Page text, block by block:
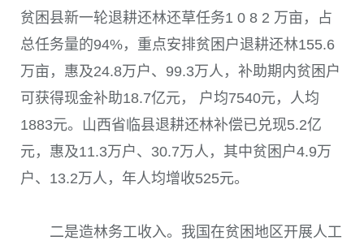
贫困县新一轮退耕还林还草任务1 0 8 2 万亩，占
总任务量的94%，重点安排贫困户退耕还林155.6
万亩，惠及24.8万户、 99.3万人，补助期内贫困户
可获得现金补助18.7亿元， 户均7540元，人均
1883元。山西省临县退耕还林补偿已兑现5.2亿
元，惠及11.3万户、 30.7万人，其中贫困户4.9万
户、 13.2万人，年人均增收525元。
二是造林务工收入。我国在贫困地区开展人工